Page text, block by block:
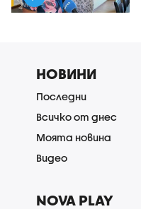
НОВИНИ
Последни
Всичко от днес
Моята новина
Видео
NOVA PLAY